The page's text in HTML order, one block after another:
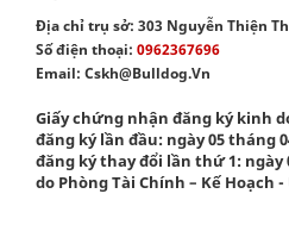
Địa chỉ trụ sở: 303 Nguyễn Thiện
Số điện thoại: 0962367696
Email: Cskh@bulldog.vn
Giấy chứng nhận đăng ký kinh
đăng ký lần đầu: ngày 05 tháng
đăng ký thay đổi lần thứ 1: ngày
do Phòng Tài Chính – Kế Hoạch